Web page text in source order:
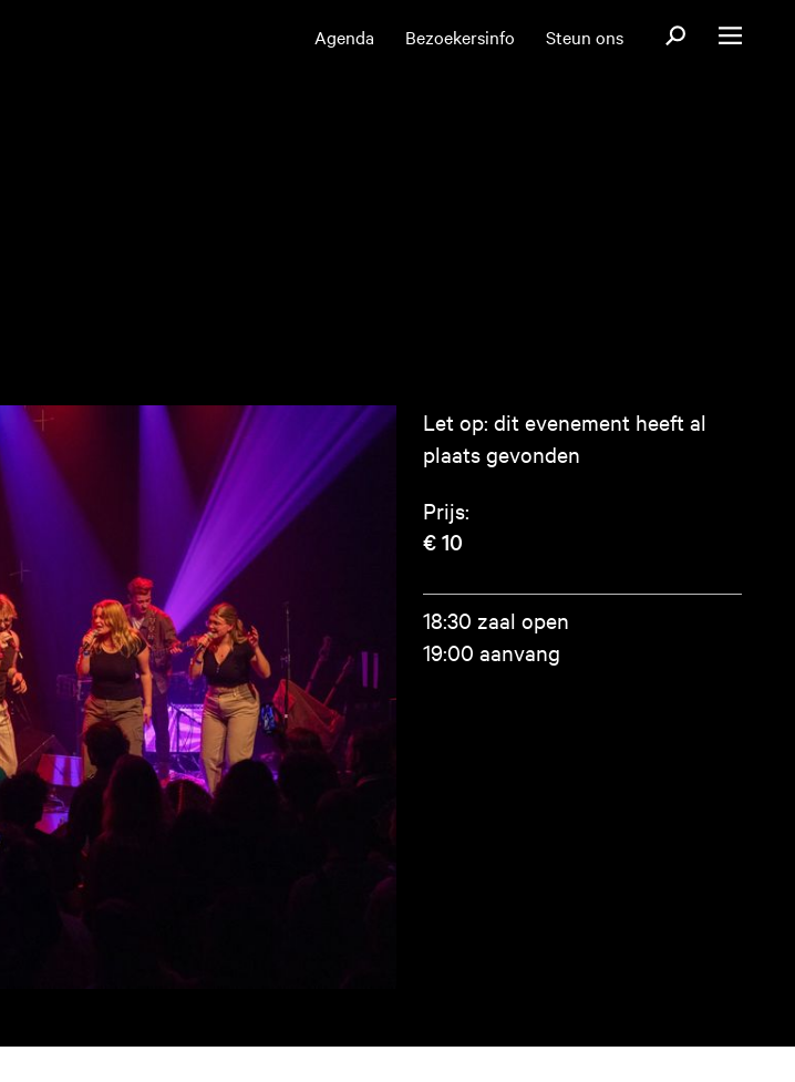
Agenda Bezoekersinfo Steun ons OpenOpen menu
Let op: dit evenement heeft al
plaats gevonden
Prijs:
€ 10
18:30 zaal open
19:00 aanvang